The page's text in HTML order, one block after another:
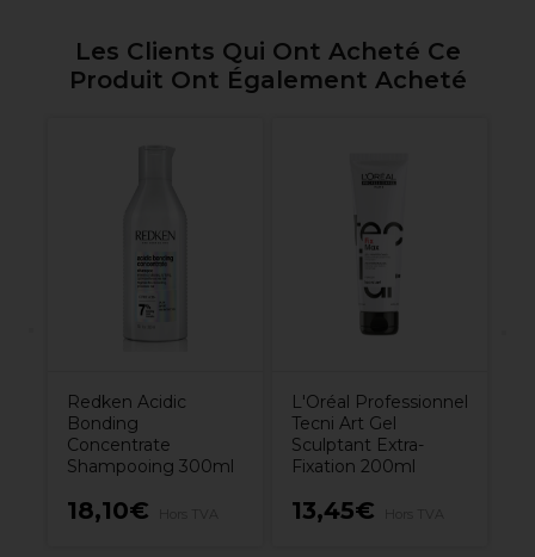
Les Clients Qui Ont Acheté Ce
Produit Ont Également Acheté
Redken Acidic
Bonding
Concentrate
Shampooing 300ml
18,10€
L'Oréal Professionnel
Tecni Art Gel
Sculptant Extra-
Fixation 200ml
13,45€